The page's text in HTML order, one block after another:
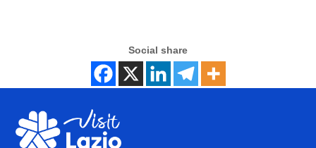
Social share